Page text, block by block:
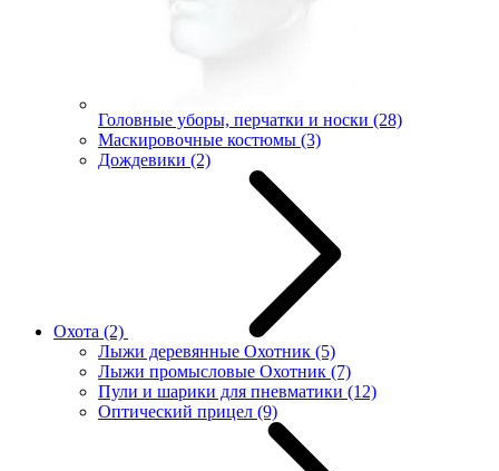
Головные уборы, перчатки и носки (28)
Маскировочные костюмы (3)
Дождевики (2)
Охота (2)
Лыжи деревянные Охотник (5)
Лыжи промысловые Охотник (7)
Пули и шарики для пневматики (12)
Оптический прицел (9)